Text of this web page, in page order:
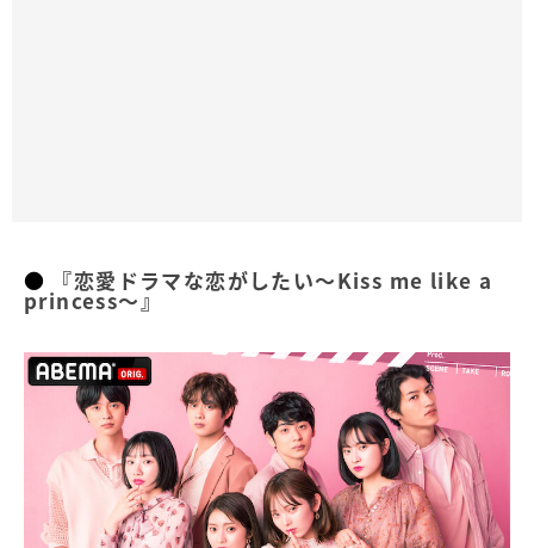
『恋愛ドラマな恋がしたい～Kiss me like a
princess～』